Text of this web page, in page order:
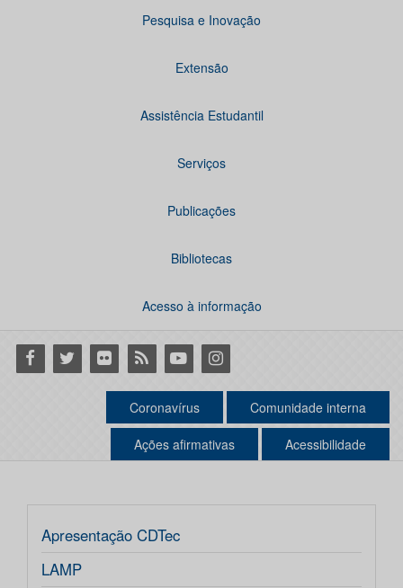
Pesquisa e Inovação
Extensão
Assistência Estudantil
Serviços
Publicações
Bibliotecas
Acesso à informação
Facebook
Twitter Flickr RSS YoutubeInstagram
Coronavírus Comunidade interna
Ações afirmativas Acessibilidade
Apresentação CDTec
LAMP